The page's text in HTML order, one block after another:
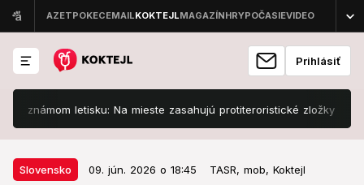
Prihlásiť
letisku: Na mieste zasahujú protiteroristické zložky
Slovensko 09. jún. 2026 o 18:45 TASR, mob, Koktejl
Slovensko 09. jún. 2026 o 18:45